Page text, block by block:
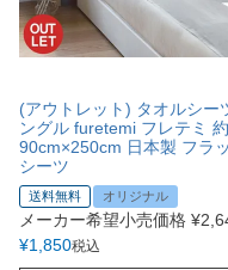
(アウトレット) タオルシー
ングル furetemi フレテミ 約
90cm×250cm 日本製 フラ
シーツ
送料無料 オリジナル
メーカー希望小売価格 ¥
¥1,850税込